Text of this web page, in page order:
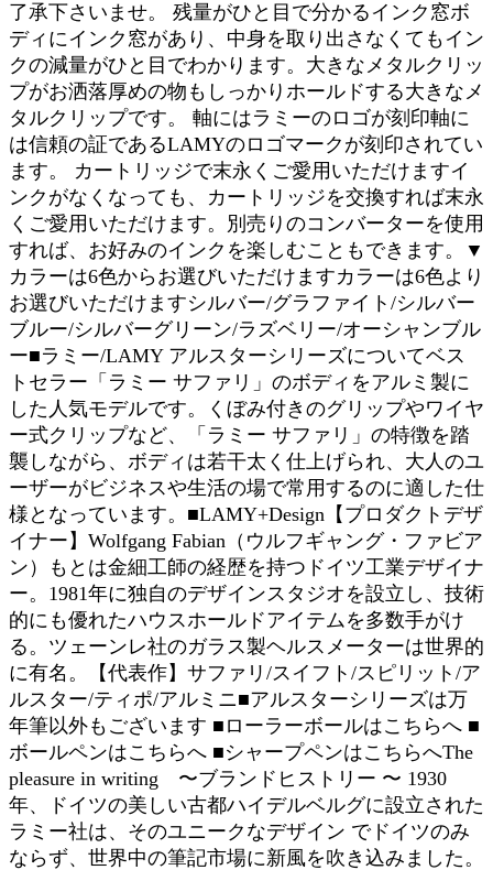
了承下さいませ。 残量がひと目で分かるインク窓ボ
ディにインク窓があり、中身を取り出さなくてもイン
クの減量がひと目でわかります。大きなメタルクリッ
プがお洒落厚めの物もしっかりホールドする大きなメ
タルクリップです。 軸にはラミーのロゴが刻印軸に
は信頼の証であるLAMYのロゴマークが刻印されてい
ます。 カートリッジで末永くご愛用いただけますイ
ンクがなくなっても、カートリッジを交換すれば末永
くご愛用いただけます。別売りのコンバーターを使用
すれば、お好みのインクを楽しむこともできます。▼
カラーは6色からお選びいただけますカラーは6色より
お選びいただけますシルバー/グラファイト/シルバー
ブルー/シルバーグリーン/ラズベリー/オーシャンブル
ー■ラミー/LAMY アルスターシリーズについてベス
トセラー「ラミー サファリ」のボディをアルミ製に
した人気モデルです。くぼみ付きのグリップやワイヤ
ー式クリップなど、「ラミー サファリ」の特徴を踏
襲しながら、ボディは若干太く仕上げられ、大人のユ
ーザーがビジネスや生活の場で常用するのに適した仕
様となっています。■LAMY+Design【プロダクトデザ
イナー】Wolfgang Fabian（ウルフギャング・ファビア
ン）もとは金細工師の経歴を持つドイツ工業デザイナ
ー。1981年に独自のデザインスタジオを設立し、技術
的にも優れたハウスホールドアイテムを多数手がけ
る。ツェーンレ社のガラス製ヘルスメーターは世界的
に有名。【代表作】サファリ/スイフト/スピリット/ア
ルスター/ティポ/アルミニ■アルスターシリーズは万
年筆以外もございます ■ローラーボールはこちらへ ■
ボールペンはこちらへ ■シャープペンはこちらへThe
pleasure in writing 〜ブランドヒストリー 〜 1930
年、ドイツの美しい古都ハイデルベルグに設立された
ラミー社は、そのユニークなデザイン でドイツのみ
ならず、世界中の筆記市場に新風を吹き込みました。